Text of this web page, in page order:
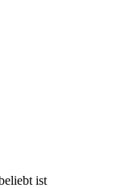
ist